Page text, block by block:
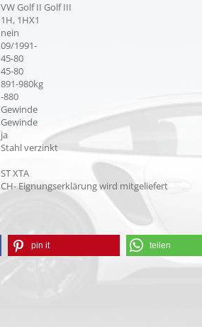
VW Golf II Golf III
1H, 1HX1
nein
09/1991-
45-80
45-80
891-980kg
-880
Gewinde
Gewinde
ja
Stahl verzinkt
ST XTA
CH- Eignungserklärung wird mitgeliefert
pin it teilen